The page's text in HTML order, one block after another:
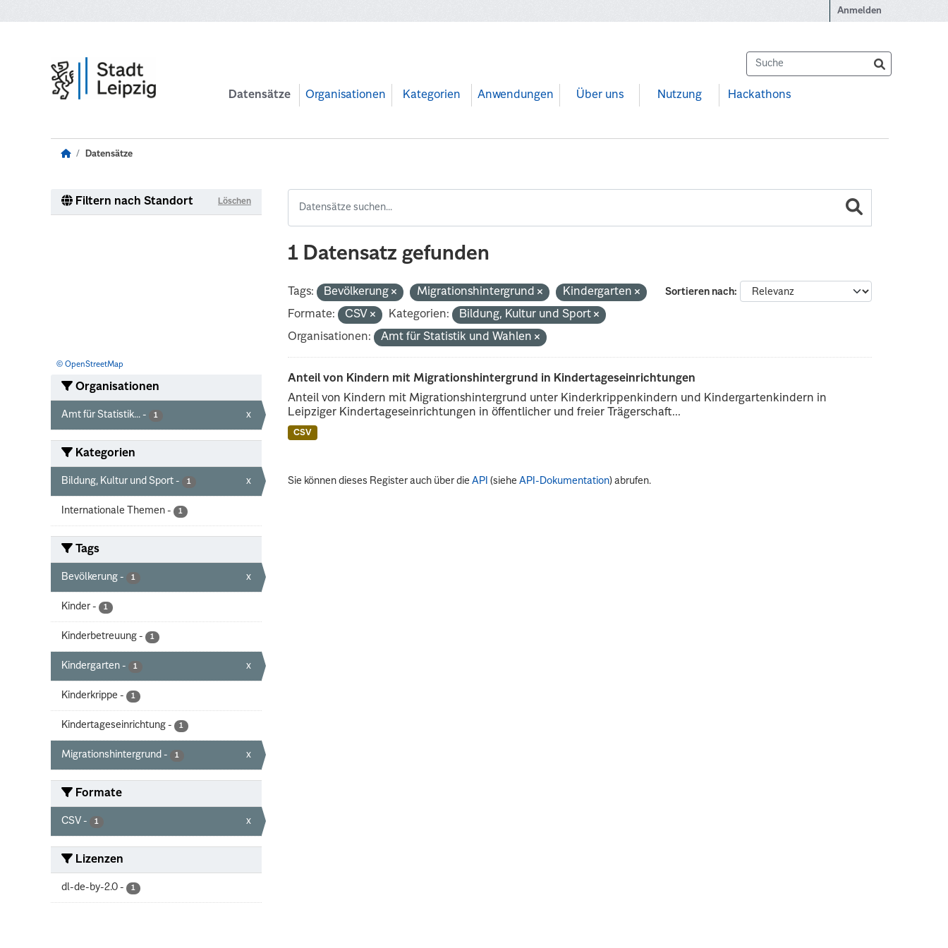
Anmelden
Datensätze Organisationen Kategorien Anwendungen Über uns Nutzung Hackathons
Datensätze
Filtern nach Standort Löschen
© OpenStreetMap
Organisationen
Amt für Statistik... - 1 x
Kategorien
Bildung, Kultur und Sport - 1 x
Internationale Themen - 1
Tags
Bevölkerung - 1 x
Kinder - 1
Kinderbetreuung - 1
Kindergarten - 1 x
Kinderkrippe - 1
Kindertageseinrichtung - 1
Migrationshintergrund - 1 x
Formate
CSV - 1 x
Lizenzen
dl-de-by-2.0 - 1
1 Datensatz gefunden
Sortieren nach
Tags: Bevölkerung Migrationshintergrund
Kindergarten
Formate:
CSV Kategorien:
Bildung, Kultur und Sport
Organisationen:
Amt für Statistik und Wahlen
Anteil von Kindern mit Migrationshintergrund in Kindertageseinrichtungen
Anteil von Kindern mit Migrationshintergrund unter Kinderkrippenkindern und Kindergartenkindern in
Leipziger Kindertageseinrichtungen in öffentlicher und freier Trägerschaft...
CSV
Sie können dieses Register auch über dieAPI (sieheAPI-Dokumentation) abrufen.